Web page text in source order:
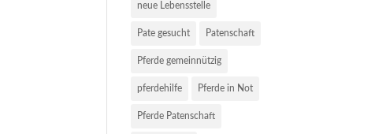
neue Lebensstelle
Pate gesucht Patenschaft
Pferde gemeinnützig
pferdehilfe Pferde in Not
Pferde Patenschaft